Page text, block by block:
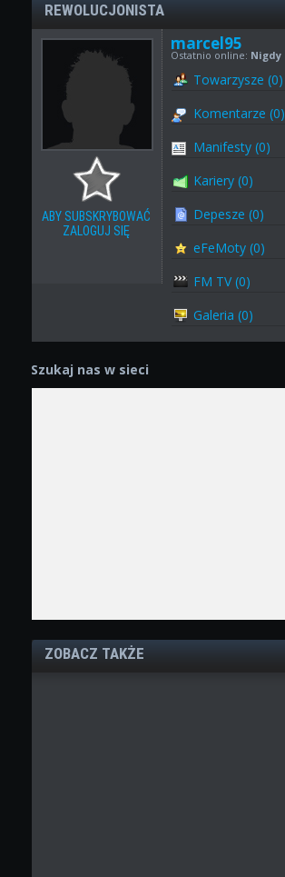
REWOLUCJONISTA
ABY SUBSKRYBOWAĆ
ZALOGUJ SIĘ
marcel95
Ostatnio online: Nigdy
Towarzysze (0)
Komentarze (0)
Manifesty (0)
Kariery (0)
Depesze (0)
eFeMoty (0)
FM TV (0)
Galeria (0)
Szukaj nas w sieci
ZOBACZ TAKŻE